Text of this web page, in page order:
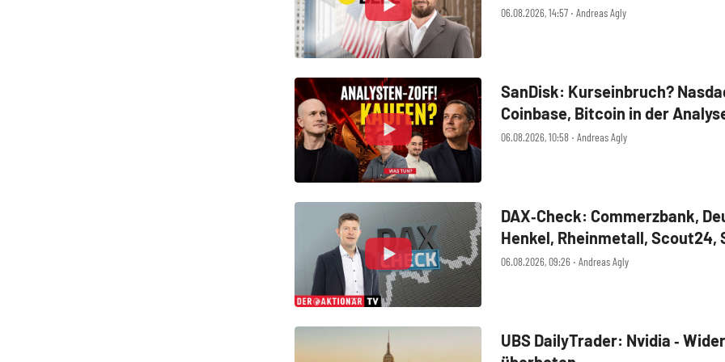
06.08.2026, 14:57 ‧ Andreas Agly
MercadoLibre, Albemarle
06.08.2026, 10:58 ‧ Andreas Agly
SanDisk: Kurseinbruch?
Coinbase, Bitcoin in der
06.08.2026, 09:26 ‧ Andreas Agly
DAX‑Check: Commerzbank,
Henkel, Rheinmetall, Scout24,
SUSS MicroTec, United Internet
UBS DailyTrader: Nvidia ‑